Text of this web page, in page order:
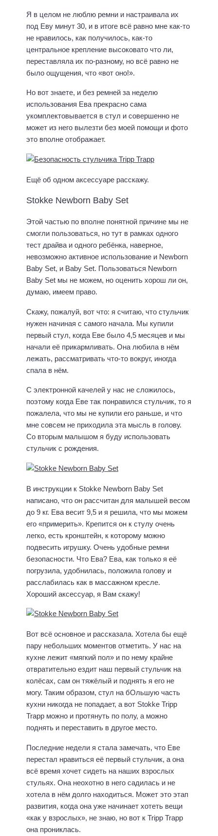
Я в целом не люблю ремни и настраивала их
под Еву минут 30, и в итоге всё равно мне как-то
не нравилось, как получилось, как-то
центральное крепление высоковато что ли,
переставляла их по-разному, но всё равно не
было ощущения, что «вот оно!».
Но вот знаете, и без ремней за неделю
использования Ева прекрасно сама
укомплектовывается в стул и совершенно не
может из него вылезти без моей помощи и фото
это вполне отображает.
Ещё об одном аксессуаре расскажу.
Stokke Newborn Baby Set
Этой частью по вполне понятной причине мы не
смогли пользоваться, но тут в рамках одного
тест драйва и одного ребёнка, наверное,
невозможно активное использование и Newborn
Baby Set, и Baby Set. Пользоваться Newborn
Baby Set мы не можем, но оценить хорош ли он,
думаю, имеем право.
Скажу, пожалуй, вот что: я считаю, что стульчик
нужен начиная с самого начала. Мы купили
первый стул, когда Еве было 4,5 месяцев и мы
начали её прикармливать. Она любила в нём
лежать, рассматривать что-то вокруг, иногда
спала в нём.
С электронной качелей у нас не сложилось,
поэтому когда Еве так понравился стульчик, то я
пожалела, что мы не купили его раньше, и что
мне совсем не приходила эта мысль в голову.
Со вторым малышом я буду использовать
стульчик с рождения.
В инструкции к Stokke Newborn Baby Set
написано, что он рассчитан для малышей весом
до 9 кг. Ева весит 9,5 и я решила, что мы можем
его «примерить». Крепится он к стулу очень
легко, есть кронштейн, к которому можно
подвесить игрушку. Очень удобные ремни
безопасности. Что Ева? Ева, как только я её
погрузила, удобнилась, положила голову и
расслабилась как в массажном кресле.
Хороший аксессуар, я Вам скажу!
Вот всё основное и рассказала. Хотела бы ещё
пару небольших моментов отметить. У нас на
кухне лежит «мягкий пол» и по нему крайне
отвратительно ездит наш первый стульчик на
колёсах, сам он тяжёлый и поднять я его не
могу. Таким образом, стул на бОльшую часть
кухни никогда не попадает, а вот Stokke Tripp
Trapp можно и протянуть по полу, а можно
поднять и переставить в другое место.
Последние недели я стала замечать, что Еве
перестал нравиться её первый стульчик, а она
всё время хочет сидеть на наших взрослых
стульях. Она неохотно в него садилась и не
хотела в нём долго находиться. Может это этап
развития, когда она уже начинает хотеть вещи
«как у взрослых», не знаю, но вот к Tripp Trapp
она прониклась.